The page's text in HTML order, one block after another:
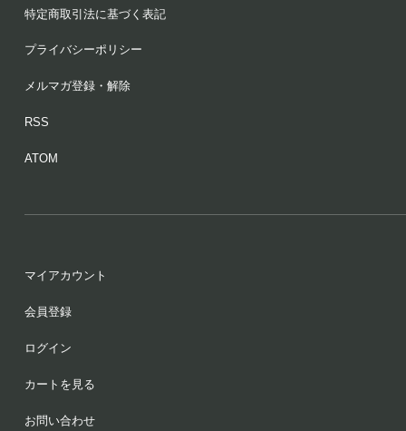
特定商取引法に基づく表記
プライバシーポリシー
メルマガ登録・解除
RSS
ATOM
マイアカウント
会員登録
ログイン
カートを見る
お問い合わせ